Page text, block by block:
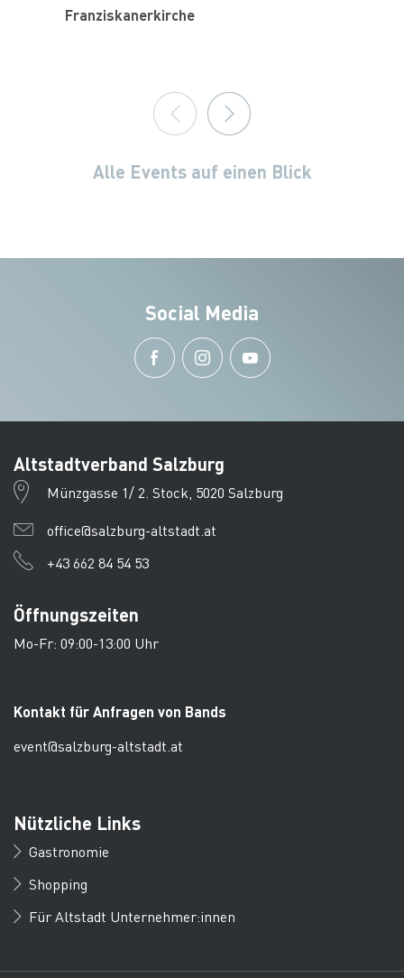
Franziskanerkirche
Alle Events auf einen Blick
Social Media
Altstadtverband Salzburg
Münzgasse 1/ 2. Stock, 5020 Salzburg
office@salzburg-altstadt.at
+43 662 84 54 53
Öffnungszeiten
Mo-Fr: 09:00-13:00 Uhr
Kontakt für Anfragen von Bands
event@salzburg-altstadt.at
Nützliche Links
Gastronomie
Shopping
Für Altstadt Unternehmer:innen